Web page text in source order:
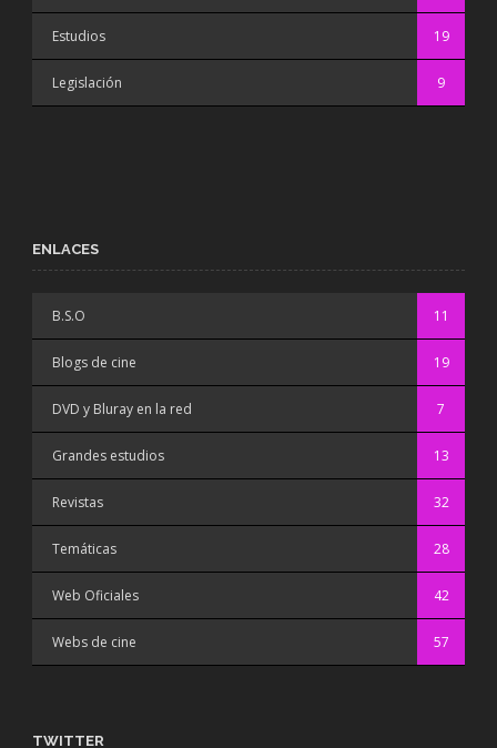
Estudios 19
Legislación 9
ENLACES
B.S.O 11
Blogs de cine 19
DVD y Bluray en la red 7
Grandes estudios 13
Revistas 32
Temáticas 28
Web Oficiales 42
Webs de cine 57
TWITTER